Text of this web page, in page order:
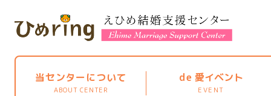
de 愛イベント
EVENT
当センターについて
ABOUT CENTER